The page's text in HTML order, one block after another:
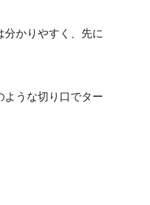
かりやすく、先に
うな切り口でター